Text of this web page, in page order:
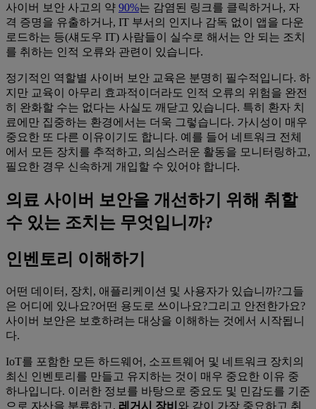
사이버 보안 사고의 약 90%는 감염된 링크를 클릭하거나, 자
격 증명을 유출하거나, IT 부서의 인지나 감독 없이 앱을 다운
로드하는 등(섀도우 IT) 사람들이 실수로 해서는 안 되는 조치
를 취하는 인적 오류와 관련이 있습니다.
정기적인 역할별 사이버 보안 교육은 분명히 필수적입니다. 하
지만 교육이 아무리 효과적이더라도 인적 오류의 위험을 완전
히 완화할 수는 없다는 사실도 깨닫고 있습니다. 특히 환자 치
료에만 집중하는 환경에서는 더욱 그렇습니다. 가시성이 매우
중요한 또 다른 이유이기도 합니다. 예를 들어 네트워크 전체
에서 모든 장치를 추적하고, 의심스러운 활동을 모니터링하고,
필요한 경우 신속하게 개입할 수 있어야 합니다.
의료 사이버 보안을 개선하기 위해 취할
수 있는 조치는 무엇입니까?
인벤토리 이해하기
어떤 데이터, 장치, 애플리케이션 및 사용자가 있습니까?그들
은 어디에 있나요?어떤 용도로 쓰이나요?그리고 안전한가요?
사이버 보안은 보호하려는 대상을 이해하는 것에서 시작됩니
다.
IoT를 포함한 모든 하드웨어, 소프트웨어 및 네트워크 장치의
최신 인벤토리를 만들고 유지하는 것이 매우 중요한 이유 중
하나입니다. 이러한 정보를 바탕으로 중요도 및 민감도를 기준
으로 자산을 분류하고, 레거시 장비 와 같이 가장 중요하고 취